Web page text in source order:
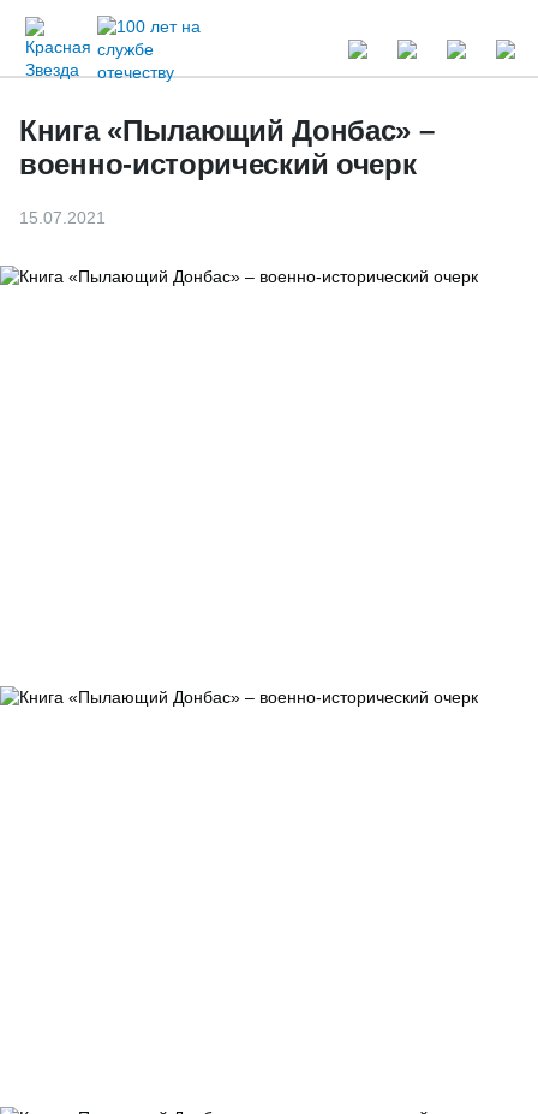
Книга «Пылающий Донбас» –
военно-исторический очерк
15.07.2021